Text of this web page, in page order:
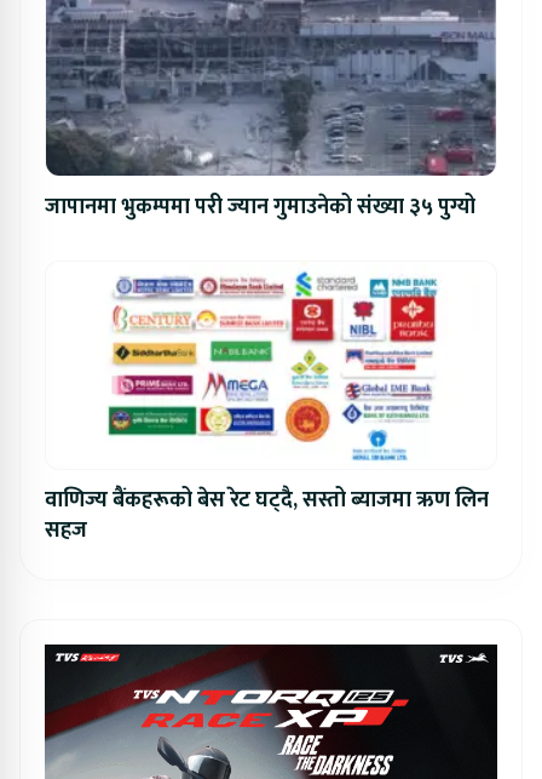
जापानमा भुकम्पमा परी ज्यान गुमाउनेको संख्या ३५ पुग्यो
वाणिज्य बैंकहरूको बेस रेट घट्दै, सस्तो ब्याजमा ऋण लिन
सहज